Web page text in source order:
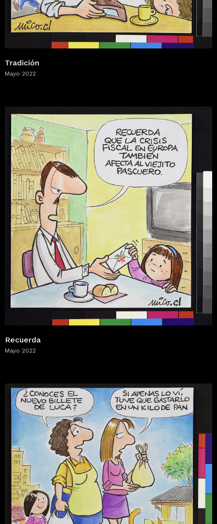
Tradición
Mayo 2022
Recuerda
Mayo 2022